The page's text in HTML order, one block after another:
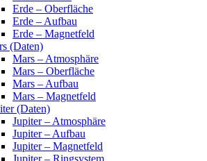
Erde – Oberfläche
Erde – Aufbau
Erde – Magnetfeld
(Daten)
Mars – Atmosphäre
Mars – Oberfläche
Mars – Aufbau
Mars – Magnetfeld
(Daten)
Jupiter – Atmosphäre
Jupiter – Aufbau
Jupiter – Magnetfeld
Jupiter – Ringsystem